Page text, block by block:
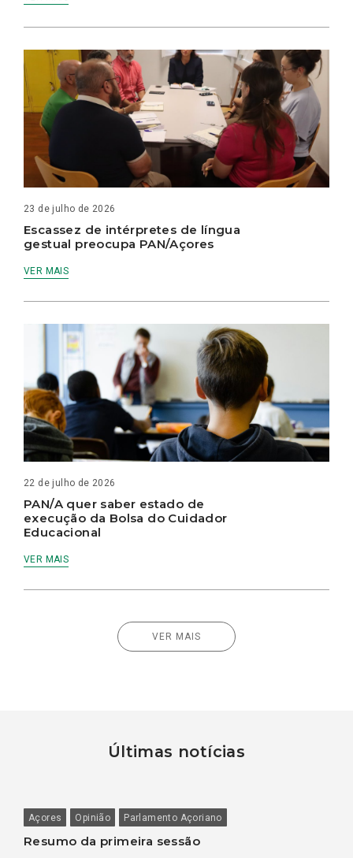
23 de julho de 2026
Escassez de intérpretes de língua
gestual preocupa PAN/Açores
VER MAIS
22 de julho de 2026
PAN/A quer saber estado de
execução da Bolsa do Cuidador
Educacional
VER MAIS
VER MAIS
Últimas notícias
Açores Opinião Parlamento Açoriano
Resumo da primeira sessão